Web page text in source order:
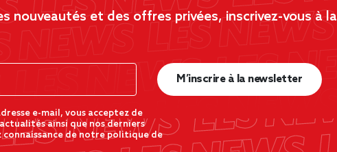
nouveautés et des offres privées, inscrivez-vous à la
e-mail, vous acceptez de
ainsi que nos derniers
connaissance de notre politique de
M’inscrire à la newsletter